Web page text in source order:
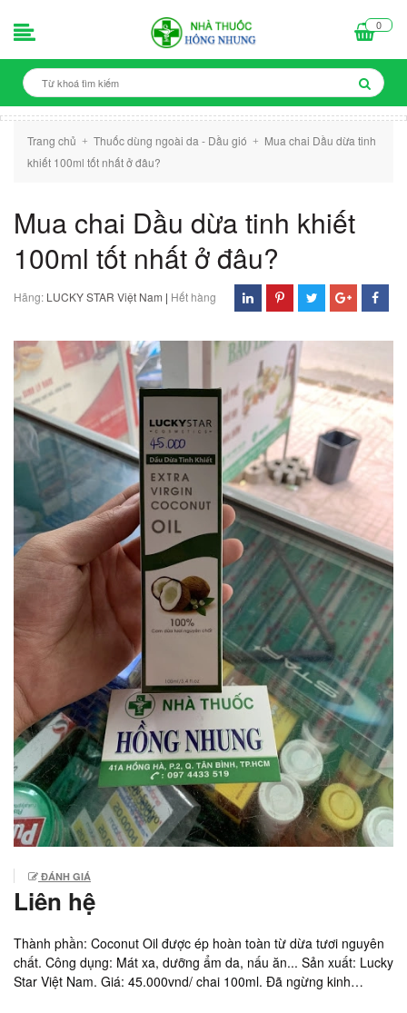
0
Trang chủ + Thuốc dùng ngoài da - Dầu gió +
Mua chai Dầu dừa tinh
khiết 100ml tốt nhất ở đâu?
Mua chai Dầu dừa tinh khiết
100ml tốt nhất ở đâu?
Hãng: LUCKY STAR Việt Nam | Hết hàng
ĐÁNH GIÁ
Liên hệ
Thành phần: Coconut Oil được ép hoàn toàn từ dừa tươi nguyên
chất. Công dụng: Mát xa, dưỡng ẩm da, nấu ăn... Sản xuất: Lucky
Star Việt Nam. Giá: 45.000vnd/ chai 100ml. Đã ngừng kinh